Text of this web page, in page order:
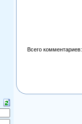
Всего комментариев: